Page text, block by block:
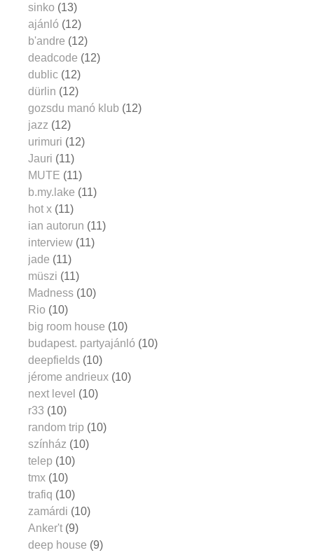
sinko (13)
ajánló (12)
b'andre (12)
deadcode (12)
dublic (12)
dürlin (12)
gozsdu manó klub (12)
jazz (12)
urimuri (12)
Jauri (11)
MUTE (11)
b.my.lake (11)
hot x (11)
ian autorun (11)
interview (11)
jade (11)
müszi (11)
Madness (10)
Rio (10)
big room house (10)
budapest. partyajánló (10)
deepfields (10)
jérome andrieux (10)
next level (10)
r33 (10)
random trip (10)
színház (10)
telep (10)
tmx (10)
trafiq (10)
zamárdi (10)
Anker't (9)
deep house (9)